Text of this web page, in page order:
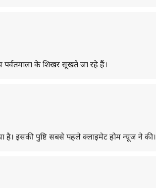
पर्वतमाला के शिखर सूखते जा रहे हैं।
इसकी पुष्टि सबसे पहले क्लाइमेट होम न्यूज ने की।